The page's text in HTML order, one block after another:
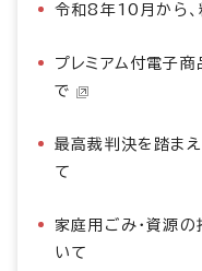
令和8年10月から、
プレミアム付電子
で
最高裁判決を踏ま
て
家庭用ごみ・資源
いて